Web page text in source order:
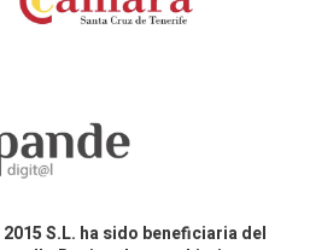
2015 S.L. ha sido beneficiaria del